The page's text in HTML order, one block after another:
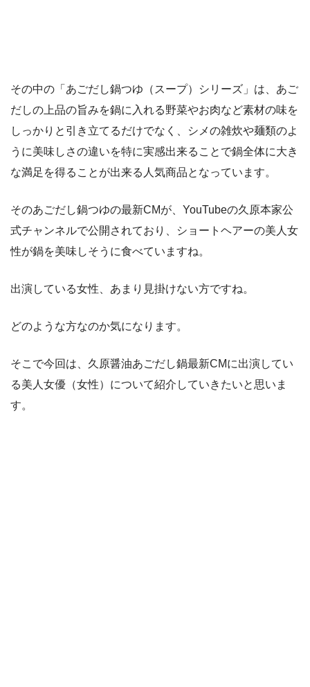
その中の「あごだし鍋つゆ（スープ）シリーズ」は、あご
だしの上品の旨みを鍋に入れる野菜やお肉など素材の味を
しっかりと引き立てるだけでなく、シメの雑炊や麺類のよ
うに美味しさの違いを特に実感出来ることで鍋全体に大き
な満足を得ることが出来る人気商品となっています。
そのあごだし鍋つゆの最新CMが、YouTubeの久原本家公
式チャンネルで公開されており、ショートヘアーの美人女
性が鍋を美味しそうに食べていますね。
出演している女性、あまり見掛けない方ですね。
どのような方なのか気になります。
そこで今回は、久原醤油あごだし鍋最新CMに出演してい
る美人女優（女性）について紹介していきたいと思いま
す。